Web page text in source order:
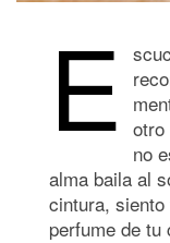
E otro
no
alma baila al
cintura,
perfume de tu